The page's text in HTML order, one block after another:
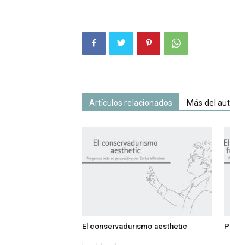
Artículos relacionados Más del
El conservadurismo aesthetic